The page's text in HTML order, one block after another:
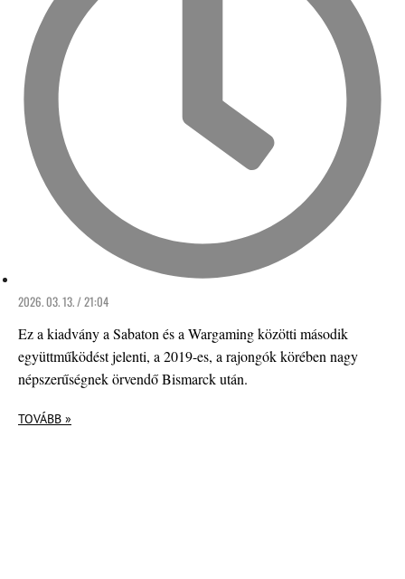
2026. 03. 13. / 21:04
Ez a kiadvány a Sabaton és a Wargaming közötti második
együttműködést jelenti, a 2019-es, a rajongók körében nagy
népszerűségnek örvendő Bismarck után.
TOVÁBB »